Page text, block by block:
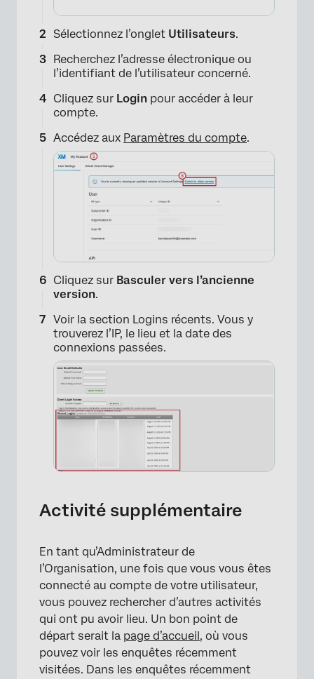
×
Sélectionnez l’onglet Utilisateurs.
Recherchez l’adresse électronique ou
l’identifiant de l’utilisateur concerné.
Cliquez sur Login pour accéder à leur
compte.
Accédez aux Paramètres du compte.
Cliquez sur Basculer vers l’ancienne
version.
Voir la section Logins récents. Vous y
trouverez l’IP, le lieu et la date des
connexions passées.
Activité supplémentaire
En tant qu’Administrateur de
l’Organisation, une fois que vous vous êtes
connecté au compte de votre utilisateur,
vous pouvez rechercher d’autres activités
qui ont pu avoir lieu. Un bon point de
départ serait la page d’accueil , où vous
pouvez voir les enquêtes récemment
visitées. Dans les enquêtes récemment